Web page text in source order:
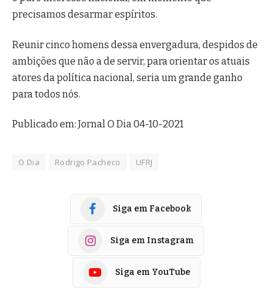
precisamos desarmar espíritos.
Reunir cinco homens dessa envergadura, despidos de
ambições que não a de servir, para orientar os atuais
atores da política nacional, seria um grande ganho
para todos nós.
Publicado em: Jornal O Dia 04-10-2021
O Dia Rodrigo Pacheco UFRJ
Siga em Facebook
Siga em Instagram
Siga em YouTube